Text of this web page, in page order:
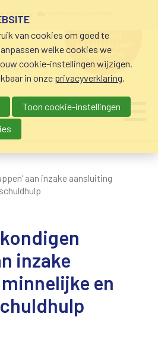
hulp nodig
bij geldzorgen?
0800-8115.nl
aan inzake aansluiting
inzake
en
van cookies om goed te
welke cookies we
cookie-instellingen wijzigen.
in onze privacyverklaring.
Toon cookie-instellingen